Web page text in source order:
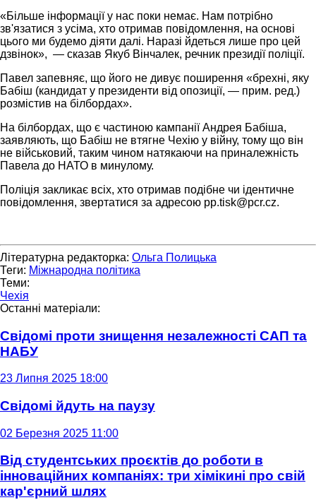
«Більше інформації у нас поки немає. Нам потрібно
зв'язатися з усіма, хто отримав повідомлення, на основі
цього ми будемо діяти далі. Наразі йдеться лише про цей
дзвінок», — сказав Якуб Вінчалек, речник президії поліції.
Павел запевняє, що його не дивує поширення «брехні, яку
Бабіш (кандидат у президенти від опозиції, — прим. ред.)
розмістив на білбордах».
На білбордах, що є частиною кампанії Андрея Бабіша,
заявляють, що Бабіш не втягне Чехію у війну, тому що він
не військовий, таким чином натякаючи на приналежність
Павела до НАТО в минулому.
Поліція закликає всіх, хто отримав подібне чи ідентичне
повідомлення, звертатися за адресою pp.tisk@pcr.cz.
Літературна редакторка: Ольга Полицька
Теги: Міжнародна політика
Теми:
Чехія
Останні матеріали:
Свідомі проти знищення незалежності САП та
НАБУ
23 Липня 2025 18:00
Свідомі йдуть на паузу
02 Березня 2025 11:00
Від студентських проєктів до роботи в
інноваційних компаніях: три хімікині про свій
кар'єрний шлях